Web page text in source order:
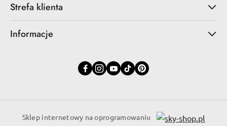
Strefa klienta
Informacje
Sklep internetowy na oprogramowaniu